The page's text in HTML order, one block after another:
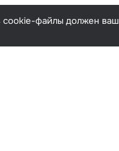
Русский
cookie-файлы должен ваш